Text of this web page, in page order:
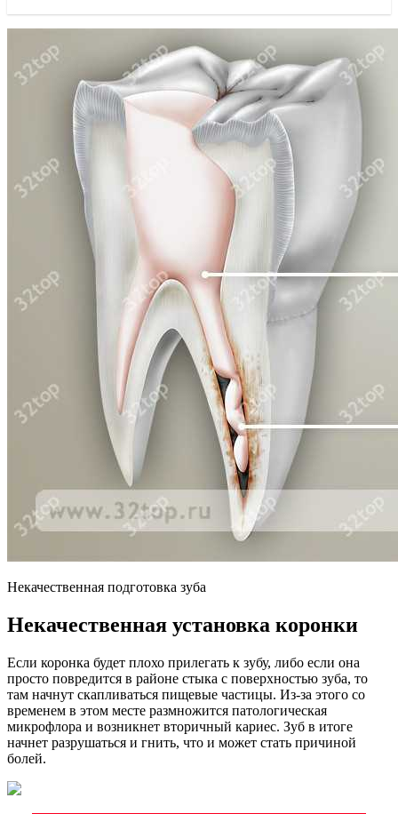
Некачественная подготовка зуба
Некачественная установка коронки
Если коронка будет плохо прилегать к зубу, либо если она
просто повредится в районе стыка с поверхностью зуба, то
там начнут скапливаться пищевые частицы. Из-за этого со
временем в этом месте размножится патологическая
микрофлора и возникнет вторичный кариес. Зуб в итоге
начнет разрушаться и гнить, что и может стать причиной
болей.